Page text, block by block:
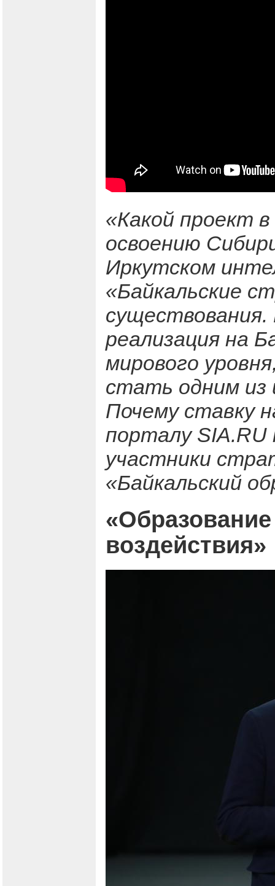
«Какой проект
освоению
Иркутском
«Байкальские
реализация на
мирового
стать одним из
Почему ставку
порталу
участники
«Байкальский
воздействия»